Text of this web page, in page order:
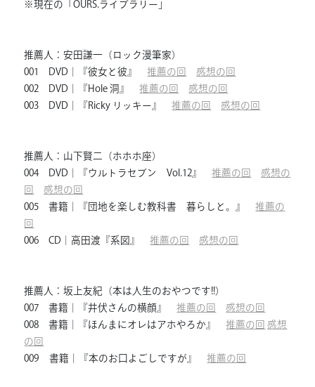
※現在の「OURS.ライブラリー」
推薦人：安田謙一（ロック漫筆家）
001 DVD｜『彼女と彼』推薦の回
感想の回
002 DVD｜『Hole 洞』推薦の回
感想の回
003 DVD｜『Ricky リッキー』推薦の回 感想の回
推薦人：山下賢二（ホホホ座）
004 DVD｜『ウルトラセブン Vol.12』推薦の回
感想の
回
感想の回
005 書籍｜『団地を楽しむ教科書 暮らしと。』推薦の
回
006 CD｜高田渡『系図』推薦の回 感想の回
推薦人：坂上友紀（本は人生のおやつです!!）
007 書籍｜『井伏さんの横顔』推薦の回
感想の回
008 書籍｜『ほんまにオレはアホやろか』推薦の回 感想
の回
009 書籍｜『本のお口よごしですが』推薦の回